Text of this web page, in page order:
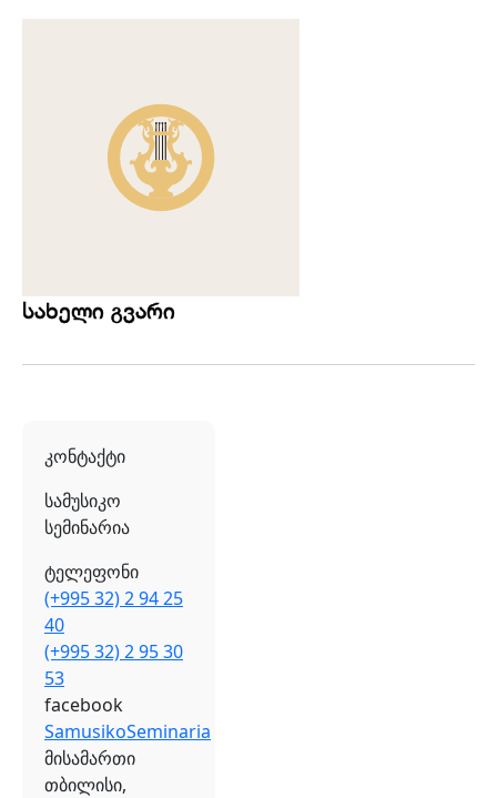
სახელი გვარი
კონტაქტი
სამუსიკო
სემინარია
ტელეფონი
(+995 32) 2 94 25
40
(+995 32) 2 95 30
53
facebook
SamusikoSeminaria
მისამართი
თბილისი,